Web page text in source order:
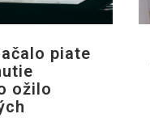
piate
ožilo